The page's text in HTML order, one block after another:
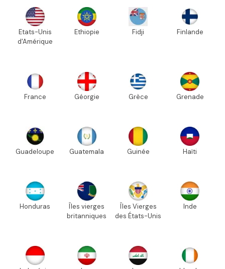
Etats-Unis
d'Amérique
Ethiopie Fidji Finlande
France Géorgie Grèce Grenade
Guadeloupe Guatemala Guinée Haïti
Honduras
Îles vierges
britanniques
Îles Vierges
des États-Unis
Inde